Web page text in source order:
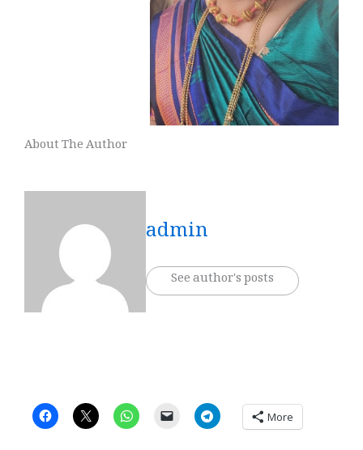
About The Author
admin
See author's posts
More